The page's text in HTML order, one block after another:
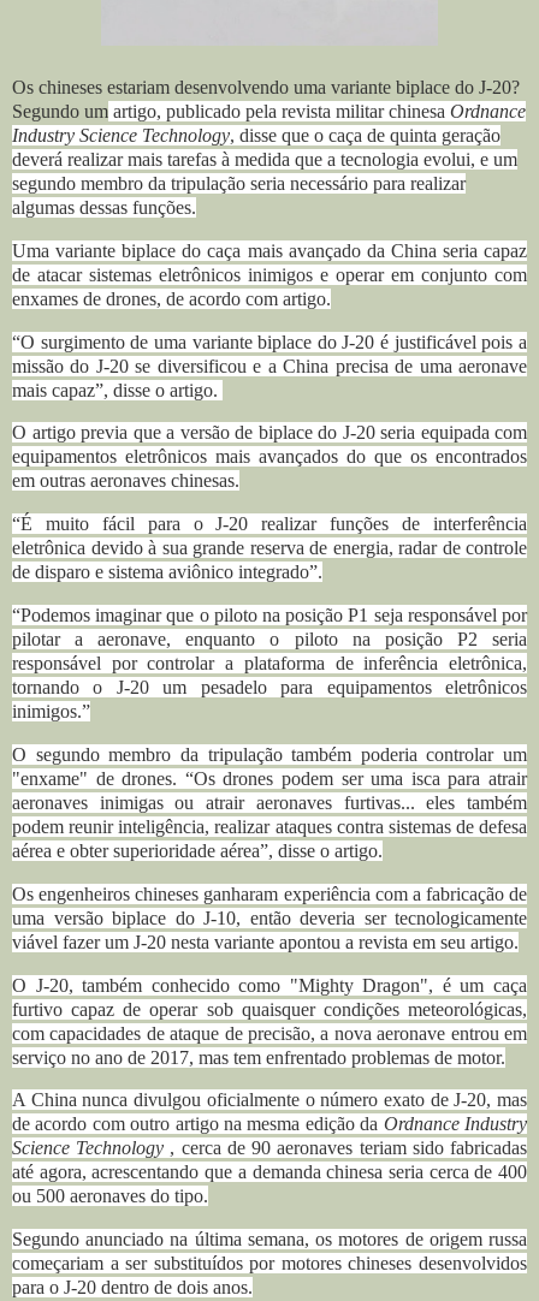
Os chineses estariam desenvolvendo uma variante biplace do J-20?
Segundo um artigo, publicado pela revista militar chinesa Ordnance
Industry Science Technology, disse que o caça de quinta geração
deverá realizar mais tarefas à medida que a tecnologia evolui, e um
segundo membro da tripulação seria necessário para realizar
algumas dessas funções.
Uma variante biplace do caça mais avançado da China seria capaz
de atacar sistemas eletrônicos inimigos e operar em conjunto com
enxames de drones, de acordo com artigo.
“O surgimento de uma variante biplace do J-20 é justificável pois a
missão do J-20 se diversificou e a China precisa de uma aeronave
mais capaz”, disse o artigo.
O artigo previa que a versão de biplace do J-20 seria equipada com
equipamentos eletrônicos mais avançados do que os encontrados
em outras aeronaves chinesas.
“É muito fácil para o J-20 realizar funções de interferência
eletrônica devido à sua grande reserva de energia, radar de controle
de disparo e sistema aviônico integrado”.
“Podemos imaginar que o piloto na posição P1 seja responsável por
pilotar a aeronave, enquanto o piloto na posição P2 seria
responsável por controlar a plataforma de inferência eletrônica,
tornando o J-20 um pesadelo para equipamentos eletrônicos
inimigos.”
O segundo membro da tripulação também poderia controlar um
"enxame" de drones. “Os drones podem ser uma isca para atrair
aeronaves inimigas ou atrair aeronaves furtivas... eles também
podem reunir inteligência, realizar ataques contra sistemas de defesa
aérea e obter superioridade aérea”, disse o artigo.
Os engenheiros chineses ganharam experiência com a fabricação de
uma versão biplace do J-10, então deveria ser tecnologicamente
viável fazer um J-20 nesta variante apontou a revista em seu artigo.
O J-20, também conhecido como "Mighty Dragon", é um caça
furtivo capaz de operar sob quaisquer condições meteorológicas,
com capacidades de ataque de precisão, a nova aeronave entrou em
serviço no ano de 2017, mas tem enfrentado problemas de motor.
A China nunca divulgou oficialmente o número exato de J-20, mas
de acordo com outro artigo na mesma edição da Ordnance Industry
Science Technology , cerca de 90 aeronaves teriam sido fabricadas
até agora, acrescentando que a demanda chinesa seria cerca de 400
ou 500 aeronaves do tipo.
Segundo anunciado na última semana, os motores de origem russa
começariam a ser substituídos por motores chineses desenvolvidos
para o J-20 dentro de dois anos.